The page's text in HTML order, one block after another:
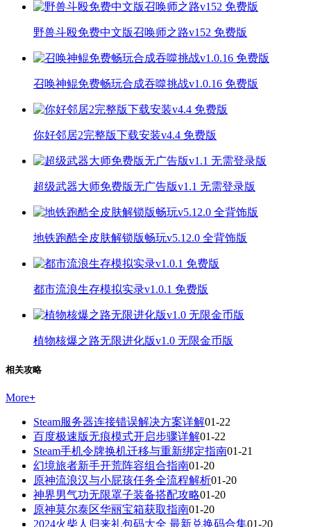
野兽斗殴免费中文版召唤师之路v152 免费版
召唤神鲲免费畅玩合成吞噬挑战v1.0.16 免费版
你好邻居2完整版下载安装v4.4 免费版
超级武器大师免费版无广告版v1.1 无需登录版
地铁跑酷全皮肤解锁版畅玩v5.12.0 全背饰版
都市流浪生存模拟实录v1.0.1 免费版
植物核爆之路无限进化版v1.0 无限金币版
相关攻略
More+
Steam服务器连接错误解决方案详解01-22
百度极速版无痕模式开启步骤详解01-22
Steam手机令牌换机迁移与重新绑定指南01-21
幻境旅者新手开荒阵容组合指南01-20
原神流浪汉与小屁孩任务全流程解析01-20
神界男气功无限罩子装备搭配攻略01-20
原神莫尔泰区华丽宝箱获取指南01-20
2024火柴人归来礼包码大全 最新兑换码合集01-20